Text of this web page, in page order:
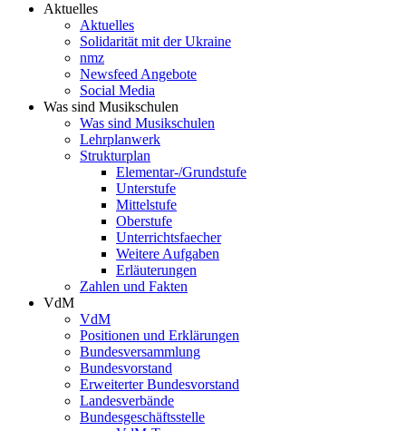
Aktuelles
Aktuelles
Solidarität mit der Ukraine
nmz
Newsfeed Angebote
Social Media
Was sind Musikschulen
Was sind Musikschulen
Lehrplanwerk
Strukturplan
Elementar-/Grundstufe
Unterstufe
Mittelstufe
Oberstufe
Unterrichtsfaecher
Weitere Aufgaben
Erläuterungen
Zahlen und Fakten
VdM
VdM
Positionen und Erklärungen
Bundesversammlung
Bundesvorstand
Erweiterter Bundesvorstand
Landesverbände
Bundesgeschäftsstelle